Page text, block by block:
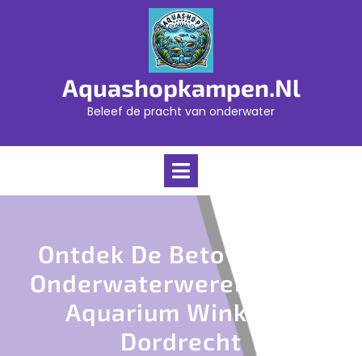
Aquashopkampen.nl
Beleef de pracht van onderwater
Open
Ontdek De Betoverende
Onderwaterwereld Bij De
Aquarium Winkel In
Dordrecht